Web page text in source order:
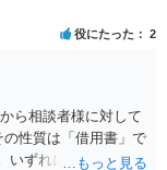
役にたった 2
ら相談者様に対して
性質は「借用書」で
いずれにせよ、口約